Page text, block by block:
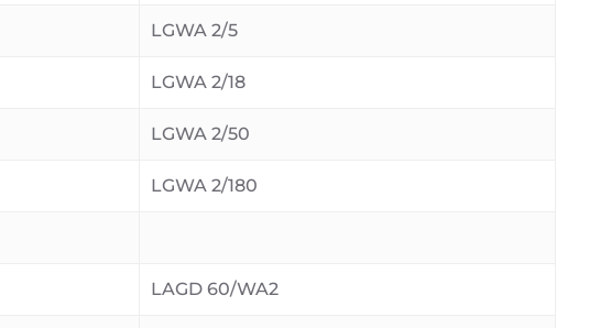
LGWA 2/5
LGWA 2/18
LGWA 2/50
LGWA 2/180
LAGD 60/WA2